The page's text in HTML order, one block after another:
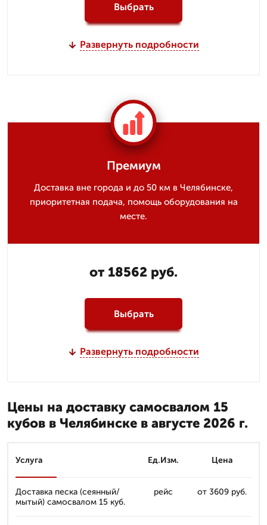
Выбрать
Развернуть подробности
Премиум
Доставка вне города и до 50 км в Челябинске,
приоритетная подача, помощь оборудования на
месте.
от 18562 руб.
Выбрать
Развернуть подробности
Цены на доставку самосвалом 15
кубов в Челябинске в августе 2026 г.
Услуга Ед.Изм. Цена
Доставка песка (сеянный/
мытый) самосвалом 15 куб.
рейс от 3609 руб.